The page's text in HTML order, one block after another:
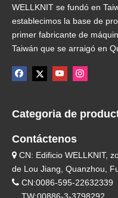
WELLKNIT se fundó en
establecimos la base de
primer fabricante de
Taiwán que se arraigó en
Categoria de
Contáctenos
 CN: Edificio WELLKNIT,
de Lou Jiang, Quanzhou,
 CN:0086-595-22632339